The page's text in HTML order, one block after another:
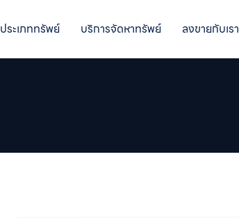
ประเภททรัพย์ บริการจัดหาทรัพย์ ลงขายกับเรา